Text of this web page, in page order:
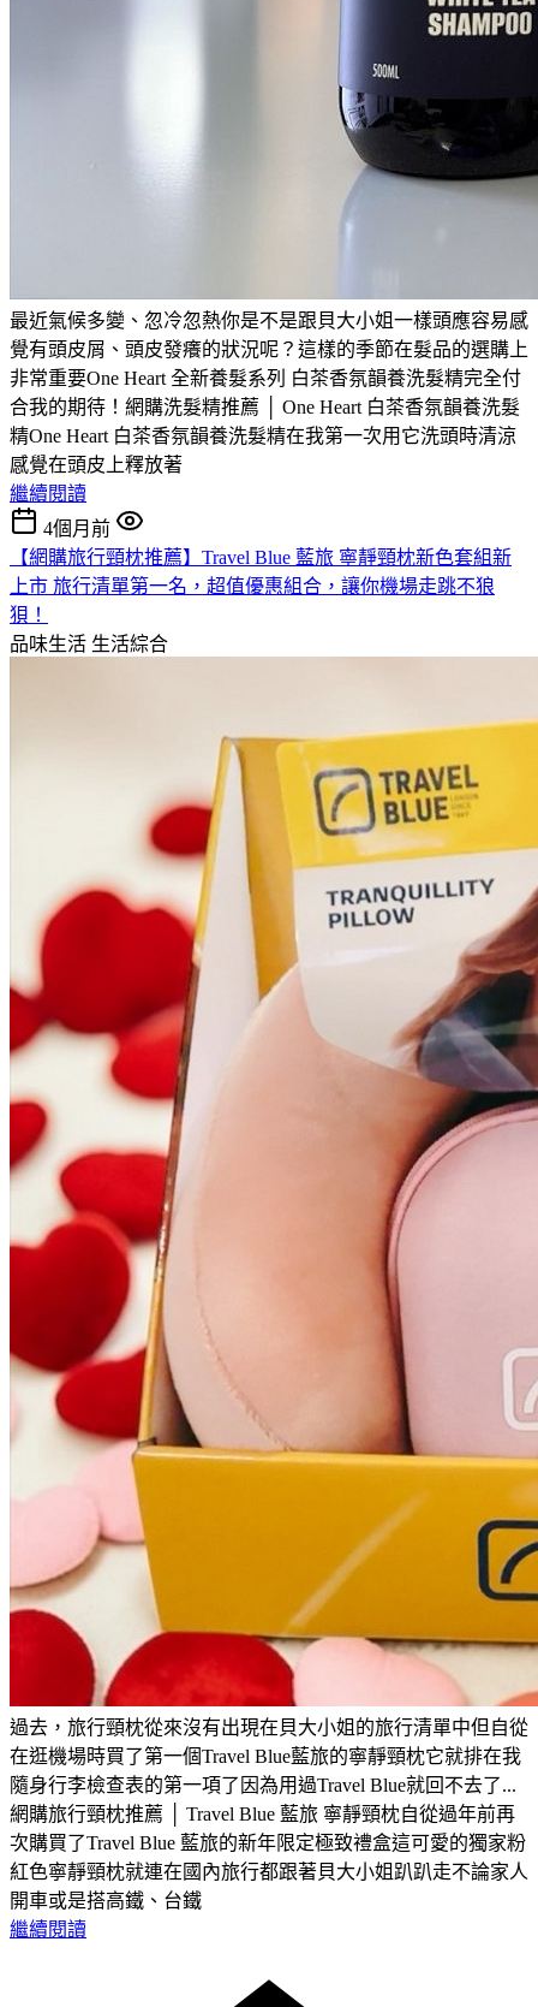
最近氣候多變、忽冷忽熱你是不是跟貝大小姐一樣頭應容易感
覺有頭皮屑、頭皮發癢的狀況呢？這樣的季節在髮品的選購上
非常重要One Heart 全新養髮系列 白茶香氛韻養洗髮精完全付
合我的期待！網購洗髮精推薦 │ One Heart 白茶香氛韻養洗髮
精One Heart 白茶香氛韻養洗髮精在我第一次用它洗頭時清涼
感覺在頭皮上釋放著
繼續閱讀
4個月前
【網購旅行頸枕推薦】Travel Blue 藍旅 寧靜頸枕新色套組新
上市 旅行清單第一名，超值優惠組合，讓你機場走跳不狼
狽！
品味生活 生活綜合
過去，旅行頸枕從來沒有出現在貝大小姐的旅行清單中但自從
在逛機場時買了第一個Travel Blue藍旅的寧靜頸枕它就排在我
隨身行李檢查表的第一項了因為用過Travel Blue就回不去了...
網購旅行頸枕推薦 │ Travel Blue 藍旅 寧靜頸枕自從過年前再
次購買了Travel Blue 藍旅的新年限定極致禮盒這可愛的獨家粉
紅色寧靜頸枕就連在國內旅行都跟著貝大小姐趴趴走不論家人
開車或是搭高鐵、台鐵
繼續閱讀